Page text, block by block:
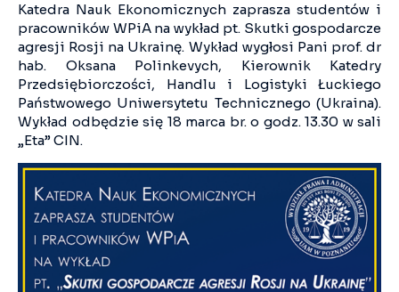
Katedra Nauk Ekonomicznych zaprasza studentów i
pracowników WPiA na wykład pt. Skutki gospodarcze
agresji Rosji na Ukrainę. Wykład wygłosi Pani prof. dr
hab. Oksana Polinkevych, Kierownik Katedry
Przedsiębiorczości, Handlu i Logistyki Łuckiego
Państwowego Uniwersytetu Technicznego (Ukraina).
Wykład odbędzie się 18 marca br. o godz. 13.30 w sali
„Eta” CIN.